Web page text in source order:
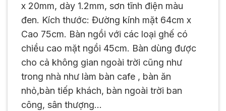
x 20mm, dày 1.2mm, sơn tĩnh điện màu
đen. Kích thước: Đường kính mặt 64cm x
Cao 75cm. Bàn ngồi với các loại ghế có
chiều cao mặt ngồi 45cm. Bàn dùng được
cho cả không gian ngoài trời cũng như
trong nhà như làm bàn cafe , bàn ăn
nhỏ,bàn tiếp khách, bàn ngoài trời ban
công, sân thượng…